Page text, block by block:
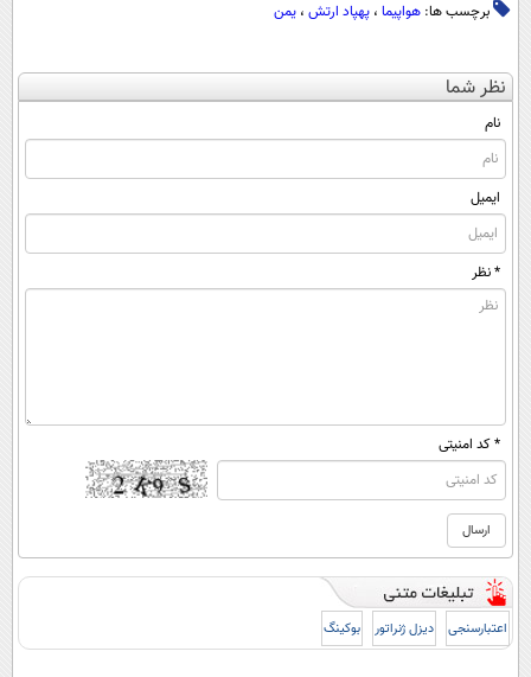
برچسب ها: هواپیما ، پهپاد ارتش ، یمن
نظر شما
نام
ایمیل
* نظر
* کد امنیتی
اعتبارسنجی دیزل ژنراتور بوکینگ